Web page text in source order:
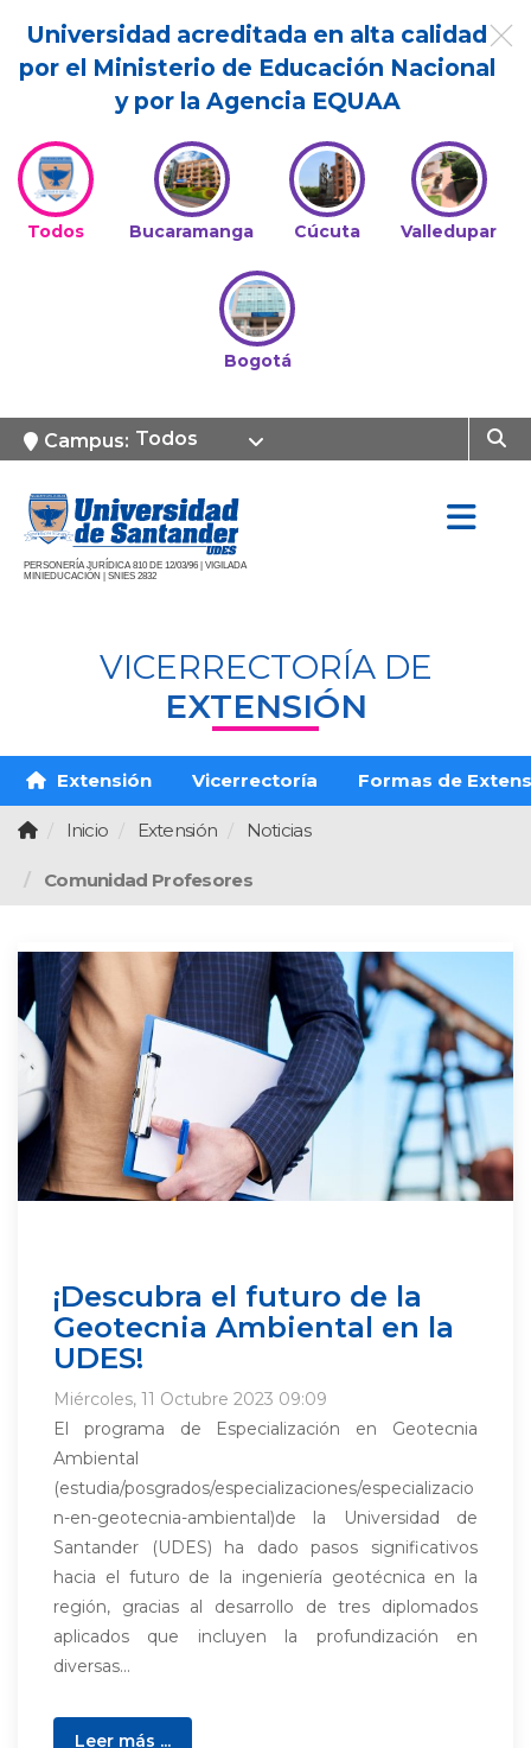
Universidad acreditada en alta calidad
por el Ministerio de Educación Nacional
y por la Agencia EQUAA
Todos Bucaramanga Cúcuta Valledupar
Bogotá
Campus: Todos
PERSONERÍA JURÍDICA 810 DE 12/03/96 | VIGILADA
MINIEDUCACIÓN | SNIES 2832
VICERRECTORÍA DE
EXTENSIÓN
Extensión Vicerrectoría Formas de
Inicio Extensión Noticias
Comunidad Profesores
¡Descubra el futuro de la
Geotecnia Ambiental en la
UDES!
Miércoles, 11 Octubre 2023 09:09
El programa de Especialización en Geotecnia
Ambiental
(estudia/posgrados/especializaciones/especializacio
n-en-geotecnia-ambiental)de la Universidad de
Santander (UDES) ha dado pasos significativos
hacia el futuro de la ingeniería geotécnica en la
región, gracias al desarrollo de tres diplomados
aplicados que incluyen la profundización en
diversas...
Leer más ...